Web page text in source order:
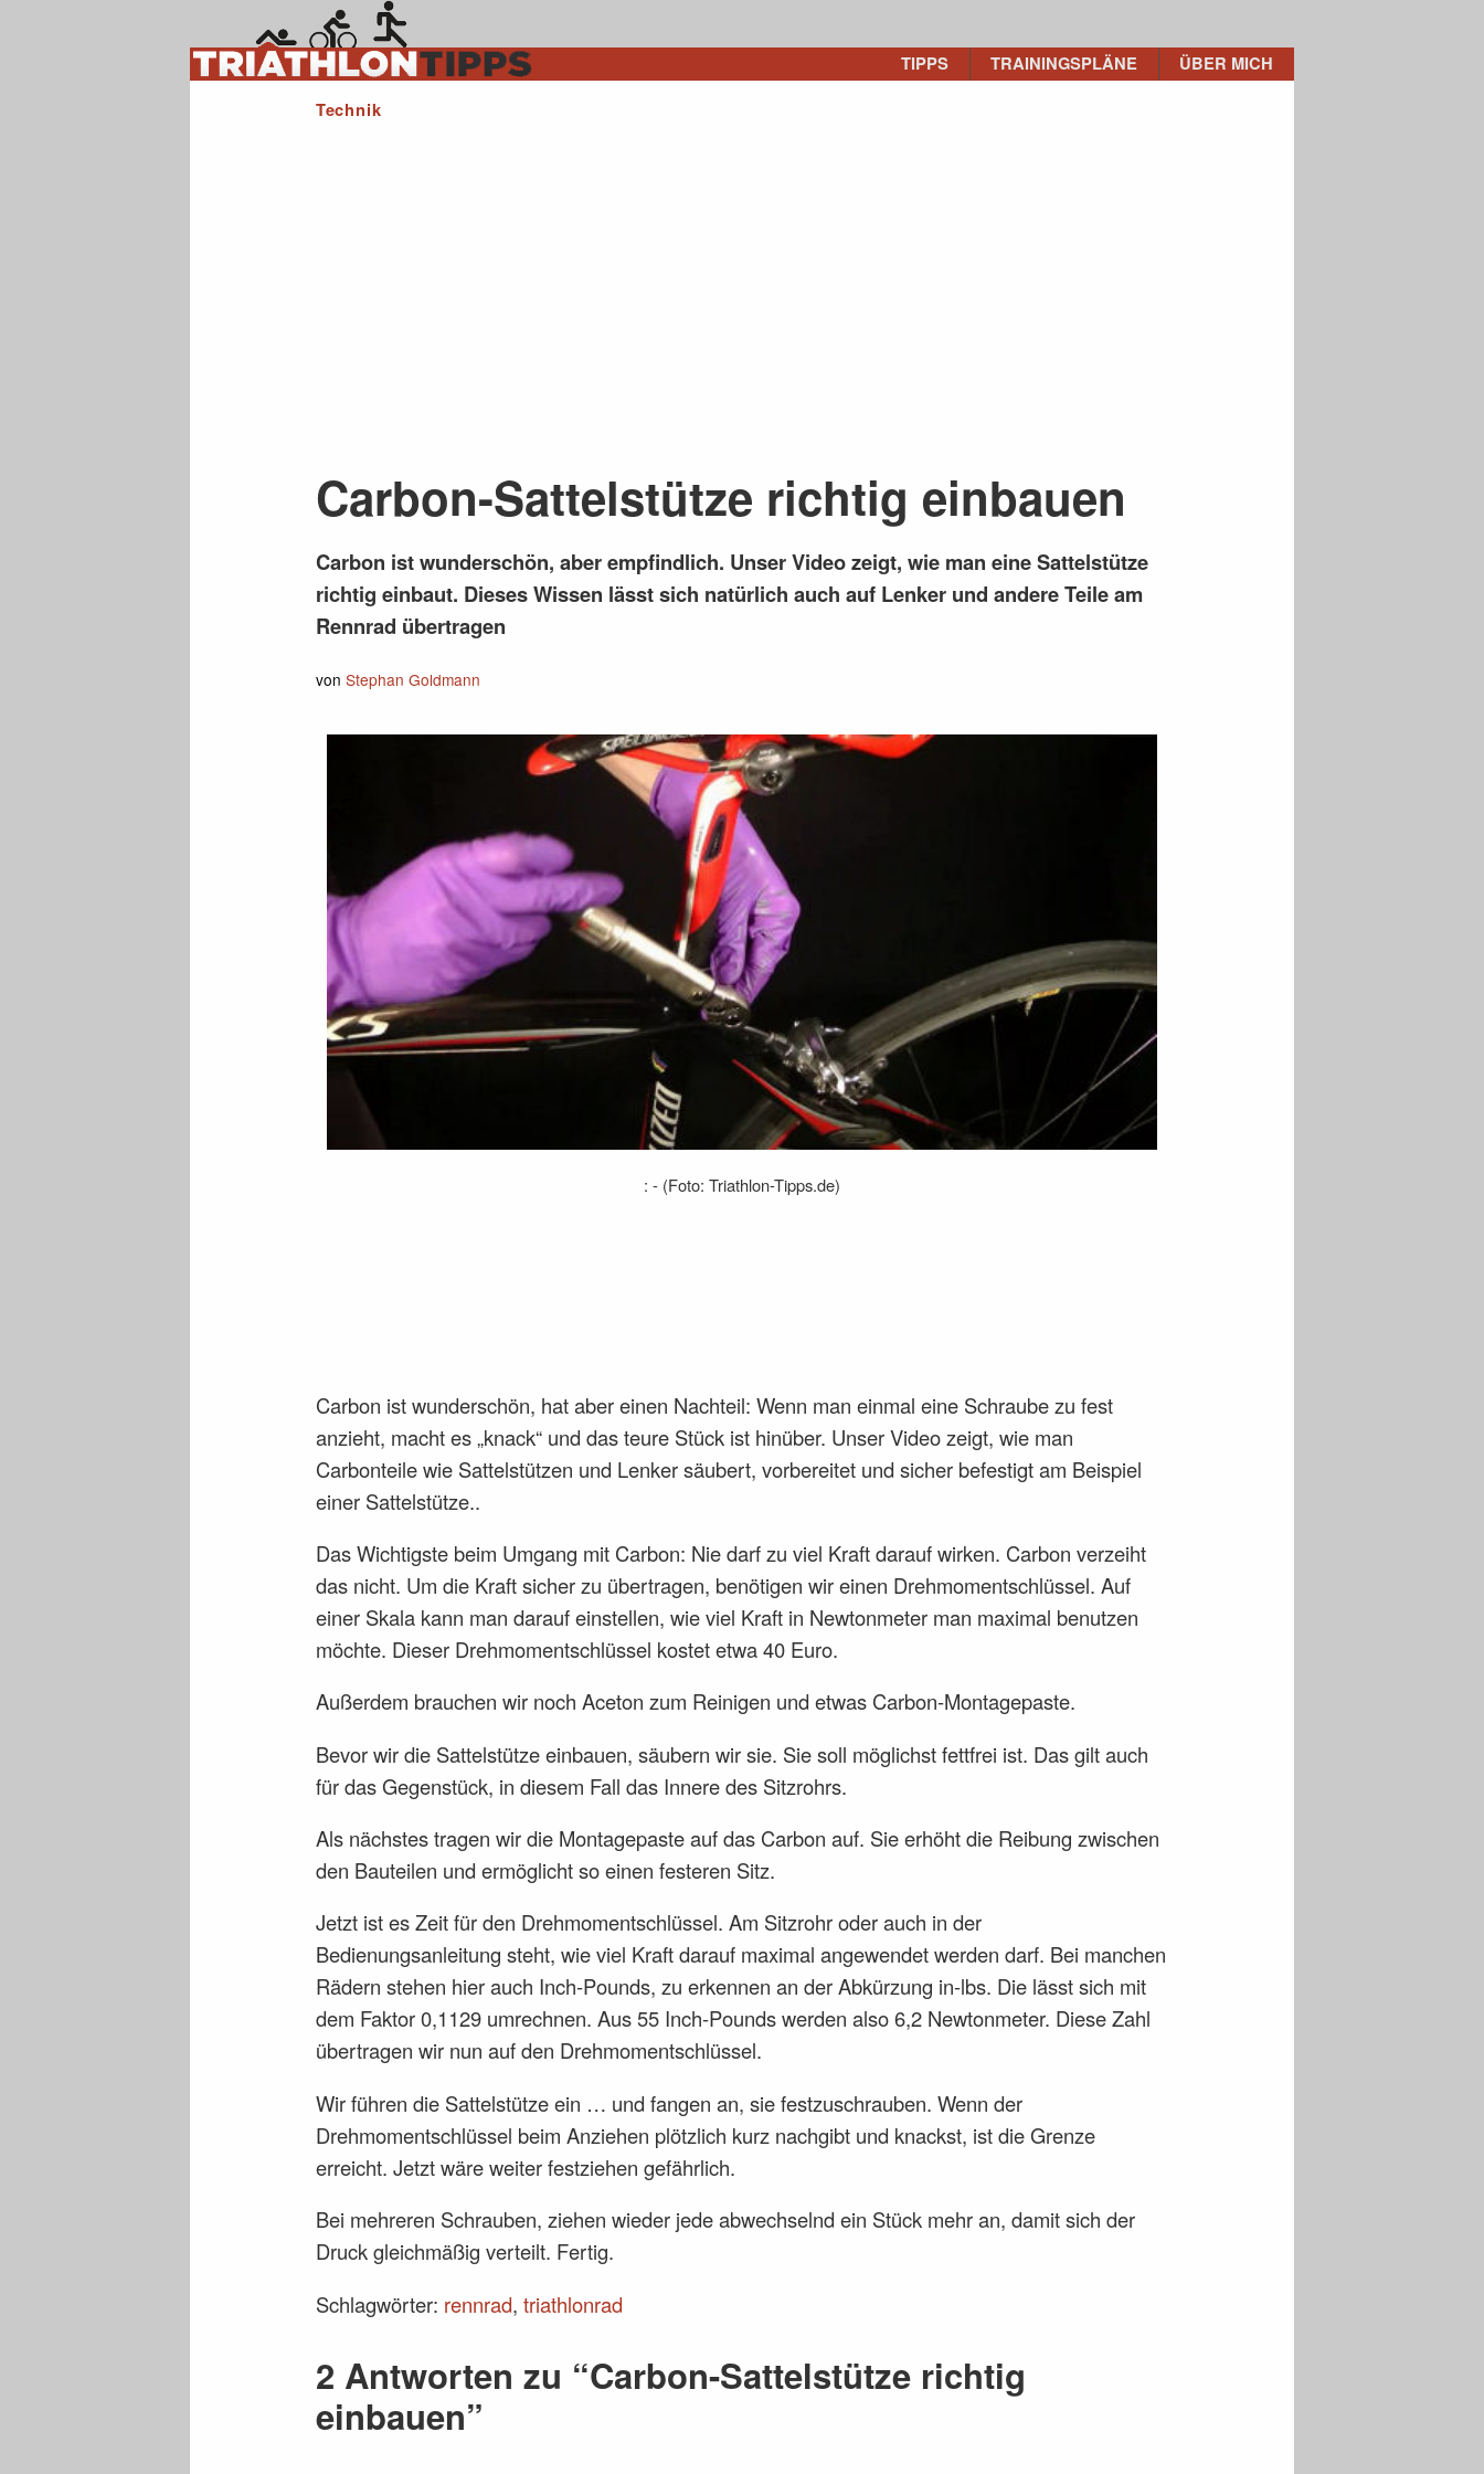
TIPPS TRAININGSPLÄNE
ÜBER MICH
Technik
Carbon-Sattelstütze richtig einbauen
Carbon ist wunderschön, aber empfindlich. Unser Video zeigt, wie man eine Sattelstütze
richtig einbaut. Dieses Wissen lässt sich natürlich auch auf Lenker und andere Teile am
Rennrad übertragen
von Stephan Goldmann
: - (Foto: Triathlon-Tipps.de)
Carbon ist wunderschön, hat aber einen Nachteil: Wenn man einmal eine Schraube zu fest
anzieht, macht es „knack“ und das teure Stück ist hinüber. Unser Video zeigt, wie man
Carbonteile wie Sattelstützen und Lenker säubert, vorbereitet und sicher befestigt am Beispiel
einer Sattelstütze..
Das Wichtigste beim Umgang mit Carbon: Nie darf zu viel Kraft darauf wirken. Carbon verzeiht
das nicht. Um die Kraft sicher zu übertragen, benötigen wir einen Drehmomentschlüssel. Auf
einer Skala kann man darauf einstellen, wie viel Kraft in Newtonmeter man maximal benutzen
möchte. Dieser Drehmomentschlüssel kostet etwa 40 Euro.
Außerdem brauchen wir noch Aceton zum Reinigen und etwas Carbon-Montagepaste.
Bevor wir die Sattelstütze einbauen, säubern wir sie. Sie soll möglichst fettfrei ist. Das gilt auch
für das Gegenstück, in diesem Fall das Innere des Sitzrohrs.
Als nächstes tragen wir die Montagepaste auf das Carbon auf. Sie erhöht die Reibung zwischen
den Bauteilen und ermöglicht so einen festeren Sitz.
Jetzt ist es Zeit für den Drehmomentschlüssel. Am Sitzrohr oder auch in der
Bedienungsanleitung steht, wie viel Kraft darauf maximal angewendet werden darf. Bei manchen
Rädern stehen hier auch Inch-Pounds, zu erkennen an der Abkürzung in-lbs. Die lässt sich mit
dem Faktor 0,1129 umrechnen. Aus 55 Inch-Pounds werden also 6,2 Newtonmeter. Diese Zahl
übertragen wir nun auf den Drehmomentschlüssel.
Wir führen die Sattelstütze ein … und fangen an, sie festzuschrauben. Wenn der
Drehmomentschlüssel beim Anziehen plötzlich kurz nachgibt und knackst, ist die Grenze
erreicht. Jetzt wäre weiter festziehen gefährlich.
Bei mehreren Schrauben, ziehen wieder jede abwechselnd ein Stück mehr an, damit sich der
Druck gleichmäßig verteilt. Fertig.
Schlagwörter: rennrad, triathlonrad
2 Antworten zu “Carbon-Sattelstütze richtig
einbauen”